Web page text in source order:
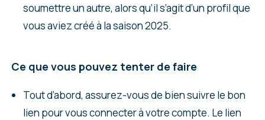
soumettre un autre, alors qu’il s’agit d’un profil que
vous aviez créé à la saison 2025.
Ce que vous pouvez tenter de faire
Tout d’abord, assurez-vous de bien suivre le bon
lien pour vous connecter à votre compte. Le lien